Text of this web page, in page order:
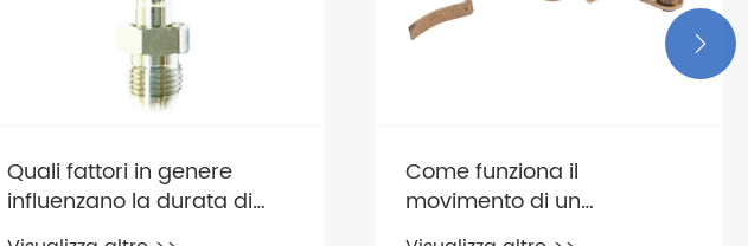
Come funziona il
movimento di un
manometro?
In che modo il manometro
a molla tubolare migliora
la misurazione industriale?
